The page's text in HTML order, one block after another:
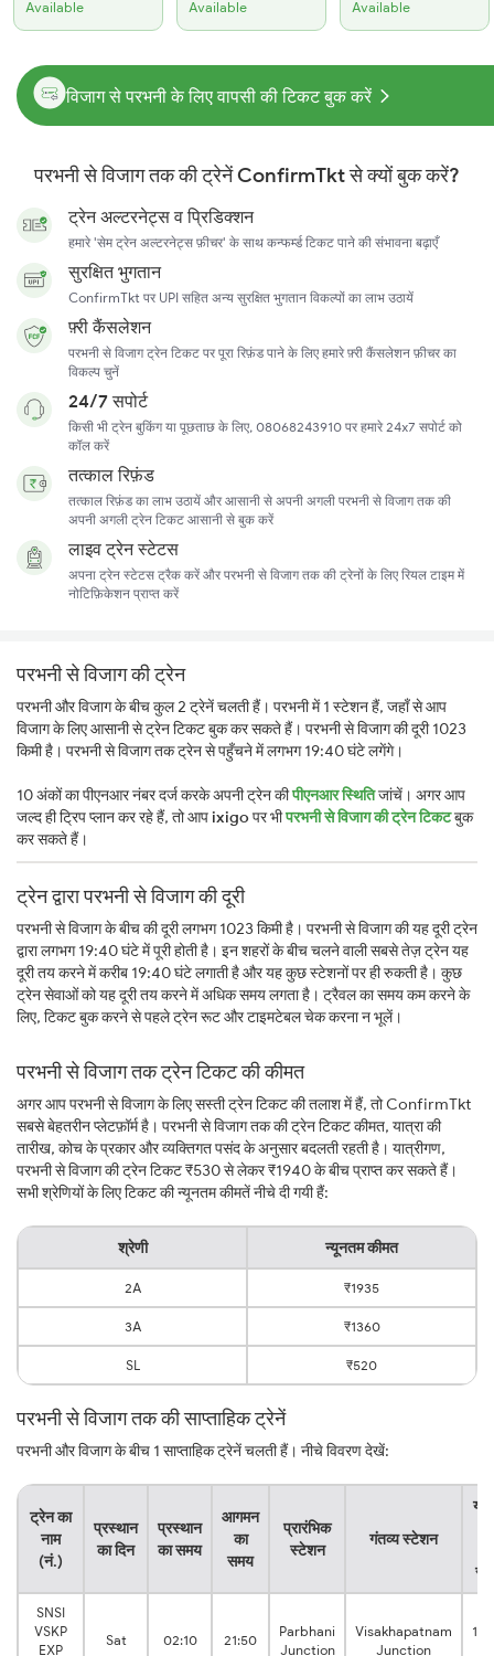
Available Available Available
विजाग से परभनी के लिए वापसी की टिकट बुक करें
परभनी से विजाग तक की ट्रेनें ConfirmTkt से क्यों बुक करें?
ट्रेन अल्टरनेट्स व प्रिडिक्शन
हमारे 'सेम ट्रेन अल्टरनेट्स फ़ीचर' के साथ कन्फर्म्ड टिकट पाने की संभावना बढ़ाएँ
सुरक्षित भुगतान
ConfirmTkt पर UPI सहित अन्य सुरक्षित भुगतान विकल्पों का लाभ उठायें
फ़्री कैंसलेशन
परभनी से विजाग ट्रेन टिकट पर पूरा रिफ़ंड पाने के लिए हमारे फ़्री कैंसलेशन फ़ीचर का
विकल्प चुनें
24/7 सपोर्ट
किसी भी ट्रेन बुकिंग या पूछताछ के लिए, 08068243910 पर हमारे 24x7 सपोर्ट को
कॉल करें
तत्काल रिफ़ंड
तत्काल रिफ़ंड का लाभ उठायें और आसानी से अपनी अगली परभनी से विजाग तक की
अपनी अगली ट्रेन टिकट आसानी से बुक करें
लाइव ट्रेन स्टेटस
अपना ट्रेन स्टेटस ट्रैक करें और परभनी से विजाग तक की ट्रेनों के लिए रियल टाइम में
नोटिफ़िकेशन प्राप्त करें
परभनी से विजाग की ट्रेन
परभनी और विजाग के बीच कुल 2 ट्रेनें चलती हैं। परभनी में 1 स्टेशन हैं, जहाँ से आप
विजाग के लिए आसानी से ट्रेन टिकट बुक कर सकते हैं। परभनी से विजाग की दूरी 1023
किमी है। परभनी से विजाग तक ट्रेन से पहुँचने में लगभग 19:40 घंटे लगेंगे।
10 अंकों का पीएनआर नंबर दर्ज करके अपनी ट्रेन कीपीएनआर स्थितिजांचें। अगर आप
जल्द ही ट्रिप प्लान कर रहे हैं, तो आपixigoपर भीपरभनी से विजाग की ट्रेन टिकटबुक
कर सकते हैं।
ट्रेन द्वारा परभनी से विजाग की दूरी
परभनी से विजाग के बीच की दूरी लगभग 1023 किमी है। परभनी से विजाग की यह दूरी ट्रेन
द्वारा लगभग 19:40 घंटे में पूरी होती है। इन शहरों के बीच चलने वाली सबसे तेज़ ट्रेन यह
दूरी तय करने में करीब 19:40 घंटे लगाती है और यह कुछ स्टेशनों पर ही रुकती है। कुछ
ट्रेन सेवाओं को यह दूरी तय करने में अधिक समय लगता है। ट्रैवल का समय कम करने के
लिए, टिकट बुक करने से पहले ट्रेन रूट और टाइमटेबल चेक करना न भूलें।
परभनी से विजाग तक ट्रेन टिकट की कीमत
अगर आप परभनी से विजाग के लिए सस्ती ट्रेन टिकट की तलाश में हैं, तो ConfirmTkt
सबसे बेहतरीन प्लेटफ़ॉर्म है। परभनी से विजाग तक की ट्रेन टिकट कीमत, यात्रा की
तारीख, कोच के प्रकार और व्यक्तिगत पसंद के अनुसार बदलती रहती है। यात्रीगण,
परभनी से विजाग की ट्रेन टिकट ₹530 से लेकर ₹1940 के बीच प्राप्त कर सकते हैं।
सभी श्रेणियों के लिए टिकट की न्यूनतम कीमतें नीचे दी गयी हैं:
श्रेणी न्यूनतम कीमत
2A ₹1935
3A ₹1360
SL ₹520
परभनी से विजाग तक की साप्ताहिक ट्रेनें
परभनी और विजाग के बीच 1 साप्ताहिक ट्रेनें चलती हैं। नीचे विवरण देखें:
ट्रेन का
नाम
(नं.)
प्रस्थान
का दिन
प्रस्थान
का समय
आगमन
का
समय
प्रारंभिक
स्टेशन
गंतव्य स्टेशन
SNSI
VSKP
EXP
Sat 02:10 21:50
Parbhani
Junction
Visakhapatnam
Junction